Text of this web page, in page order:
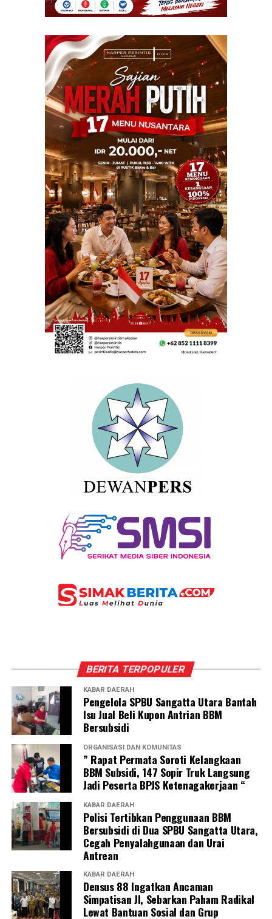
BERITA TERPOPULER
KABAR DAERAH
Pengelola SPBU Sangatta Utara Bantah
Isu Jual Beli Kupon Antrian BBM
Bersubsidi
ORGANISASI DAN KOMUNITAS
” Rapat Permata Soroti Kelangkaan
BBM Subsidi, 147 Sopir Truk Langsung
Jadi Peserta BPJS Ketenagakerjaan “
KABAR DAERAH
Polisi Tertibkan Penggunaan BBM
Bersubsidi di Dua SPBU Sangatta Utara,
Cegah Penyalahgunaan dan Urai
Antrean
KABAR DAERAH
Densus 88 Ingatkan Ancaman
Simpatisan JI, Sebarkan Paham Radikal
Lewat Bantuan Sosial dan Grup